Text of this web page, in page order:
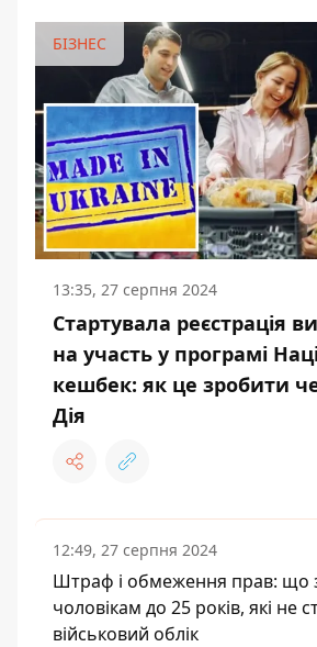
БІЗНЕС
13:35, 27 серпня 2024
Стартувала реєстрація
на участь у програмі
кешбек: як це зробити
Дія
12:49, 27 серпня 2024
Штраф і обмеження прав: що
чоловікам до 25 років, які не
військовий облік